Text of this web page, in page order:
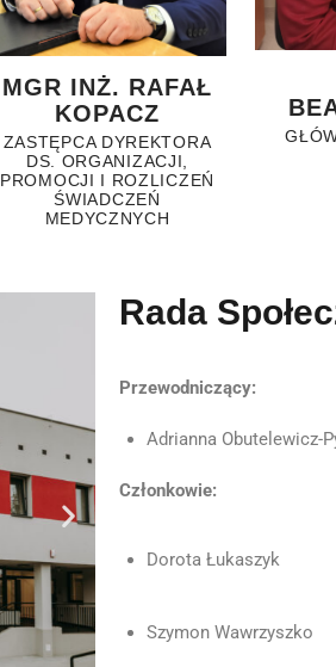
MGR INŻ. RAFAŁ
KOPACZ
ZASTĘPCA DYREKTORA
DS. ORGANIZACJI,
PROMOCJI I ROZLICZEŃ
ŚWIADCZEŃ
MEDYCZNYCH
Rada
Przewodniczący:
Adrianna Obutelewicz-
Członkowie:
Dorota Łukaszyk
Szymon Wawrzyszko